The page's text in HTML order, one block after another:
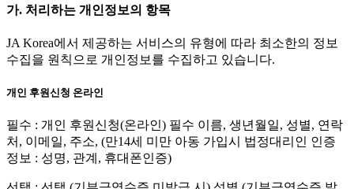
가. 처리하는 개인정보의 항목
JA Korea에서 제공하는 서비스의 유형에 따라 최소한의 정보
수집을 원칙으로 개인정보를 수집하고 있습니다.
개인 후원신청 온라인
필수 : 개인 후원신청(온라인) 필수 이름, 생년월일, 성별, 연락
처, 이메일, 주소, (만14세 미만 아동 가입시 법정대리인 인증
정보 : 성명, 관계, 휴대폰인증)